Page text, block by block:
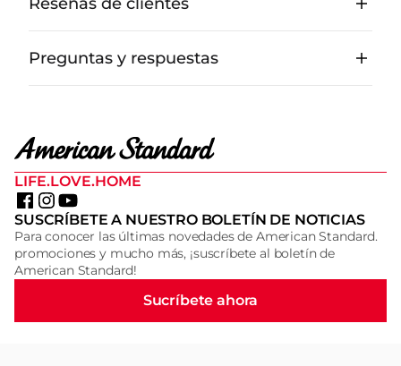
Preguntas y respuestas
LIFE.LOVE.HOME
SUSCRÍBETE A NUESTRO BOLETÍN DE NOTICIAS
Para conocer las últimas novedades de American Standard.
promociones y mucho más, ¡suscríbete al boletín de
American Standard!
Sucríbete ahora